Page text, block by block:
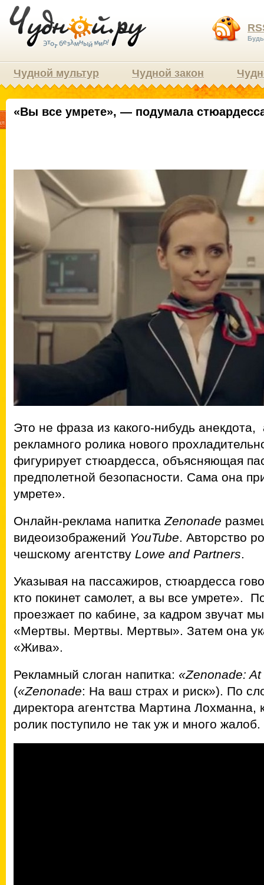
Чудной мультур Чудной закон
«Вы все умрете», — подумала
Это не фраза из какого-нибудь анекдота,
рекламного ролика нового
фигурирует стюардесса, объясняющая
предполетной безопасности. Сама она
умрете».
Онлайн-реклама напитка Zenonade
видеоизображений YouTube. Авторство
чешскому агентству Lowe and Partners.
Указывая на пассажиров, стюардесса
кто покинет самолет, а вы все умрете».
проезжает по кабине, за кадром звучат
«Мертвы. Мертвы. Мертвы». Затем она
«Жива».
Рекламный слоган напитка: «Zenonade:
(«Zenonade: На ваш страх и риск»). По
директора агентства Мартина
ролик поступило не так уж и много жалоб.